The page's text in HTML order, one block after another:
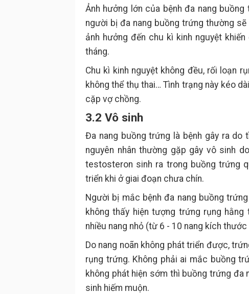
Ảnh hưởng lớn của bệnh đa nang
người bị đa nang buồng trứng thường
ảnh hưởng đến chu kì kinh nguyệt
tháng.
Chu kì kinh nguyệt không đều, rối loạn
không thể thụ thai… Tình trạng này kéo
cặp vợ chồng.
3.2 Vô sinh
Đa nang buồng trứng là bệnh gây ra do
nguyên nhân thường gặp gây vô sinh
testosteron sinh ra trong buồng trứng
triển khi ở giai đoạn chưa chín.
Người bị mắc bệnh đa nang buồng
không thấy hiện tượng trứng rụng
nhiều nang nhỏ (từ 6 - 10 nang kích
Do nang noãn không phát triển được,
rụng trứng. Không phải ai mắc buồng
không phát hiện sớm thì buồng trứng đa
sinh hiếm muộn.